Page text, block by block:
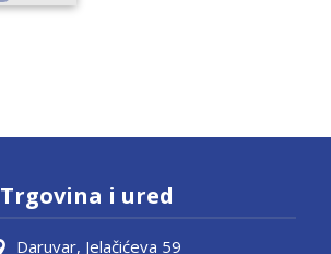
Trgovina i ured
Daruvar, Jelačićeva 59